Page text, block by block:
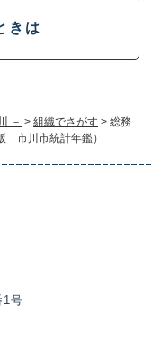
－ > 組織でさがす > 総務
市川市統計年鑑）
きは
1号